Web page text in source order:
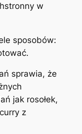
w
sposobów:
sprawia, że
jak rosołek,
z